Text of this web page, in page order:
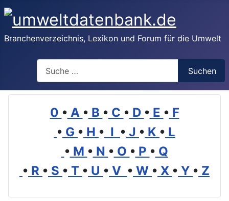
Branchenverzeichnis, Lexikon und Forum für die Umwelt
Suchen
0 • A • B • C • D • E • F
• G • H • I • J • K • L
• M • N • O • P • Q
• R • S • T • U • V • W • X • Y • Z